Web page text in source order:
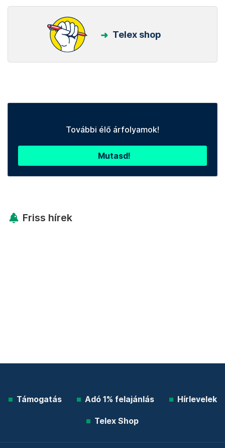
Telex shop
További élő árfolyamok!
Mutasd!
Friss hírek
Támogatás Adó 1% felajánlás Hírlevelek
Telex Shop